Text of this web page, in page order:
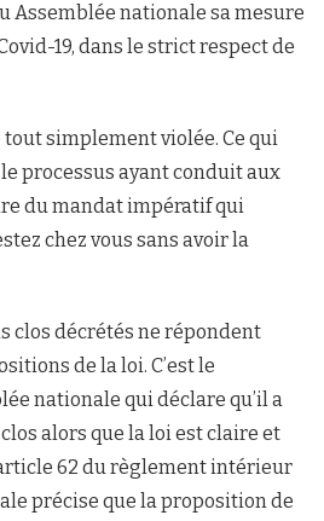
Assemblée nationale sa mesure
19, dans le strict respect de
tout simplement violée. Ce qui
processus ayant conduit aux
du mandat impératif qui
chez vous sans avoir la
clos décrétés ne répondent
de la loi. C’est le
nationale qui déclare qu’il a
alors que la loi est claire et
62 du règlement intérieur
précise que la proposition de